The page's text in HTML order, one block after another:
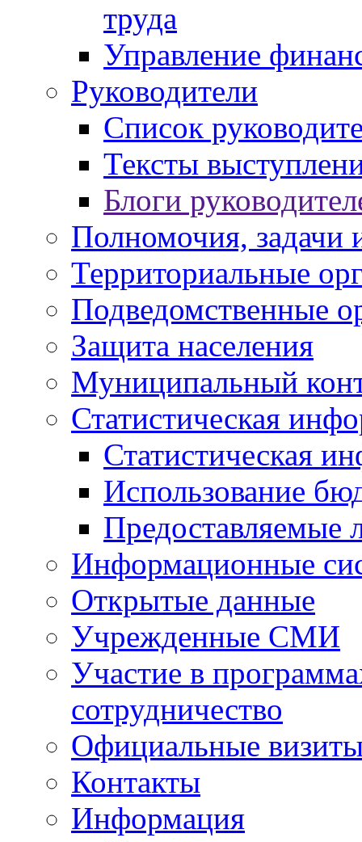
труда
Управление
Руководители
Список
Тексты
Блоги
Полномочия, задачи
Территориальные
Подведомственные
Защита населения
Муниципальный
Статистическая
Статистическая
Использование
Предоставляемые
Информационные
Открытые данные
Учрежденные СМИ
Участие в
сотрудничество
Официальные
Контакты
Информация